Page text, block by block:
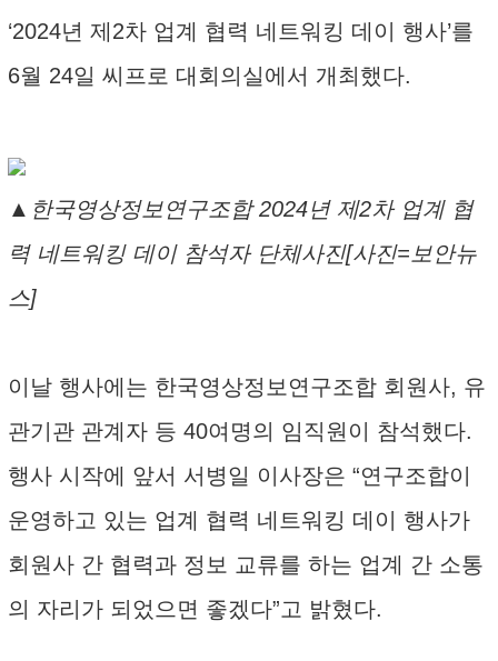
‘2024년 제2차 업계 협력 네트워킹 데이 행사’를
6월 24일 씨프로 대회의실에서 개최했다.
▲한국영상정보연구조합 2024년 제2차 업계 협
력 네트워킹 데이 참석자 단체사진[사진=보안뉴
스]
이날 행사에는 한국영상정보연구조합 회원사, 유
관기관 관계자 등 40여명의 임직원이 참석했다.
행사 시작에 앞서 서병일 이사장은 “연구조합이
운영하고 있는 업계 협력 네트워킹 데이 행사가
회원사 간 협력과 정보 교류를 하는 업계 간 소통
의 자리가 되었으면 좋겠다”고 밝혔다.